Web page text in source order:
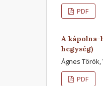
PDF
A kápolna-
hegység)
Ágnes
PDF